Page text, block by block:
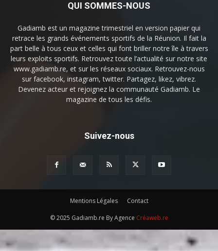
QUI SOMMES-NOUS
Gadiamb est un magazine trimestriel en version papier qui
retrace les grands événements sportifs de la Réunion. Il fait la
part belle à tous ceux et celles qui font briller notre île à travers
leurs exploits sportifs. Retrouvez toute l’actualité sur notre site
www.gadiamb.re, et sur les réseaux sociaux. Retrouvez-nous
sur facebook, instagram, twitter. Partagez, likez, vibrez.
Devenez acteur et rejoignez la communauté Gadiamb. Le
magazine de tous les défis.
Suivez-nous
Mentions Légales Contact
© 2025 Gadiamb.re By Agence Créaweb.re